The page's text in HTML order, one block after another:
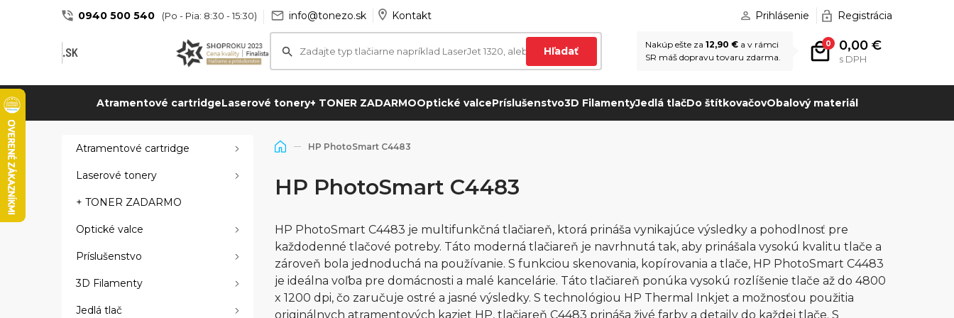
0940 500 540 (Po - Pia: 8:30 - 15:30) info@tonezo.sk Kontakt Prihlásenie Registrácia
Hľadať
0 0,00 €
s DPH
Nakúp ešte za 12,90 € a v rámci
SR máš dopravu tovaru zdarma.
Atramentové cartridgeLaserové tonery+ TONER ZADARMOOptické valcePríslušenstvo3D FilamentyJedlá tlačDo štítkovačovObalový materiál
Atramentové cartridge
Laserové tonery
+ TONER ZADARMO
Optické valce
Príslušenstvo
3D Filamenty
Jedlá tlač
HP PhotoSmart C4483
HP PhotoSmart C4483
HP PhotoSmart C4483 je multifunkčná tlačiareň, ktorá prináša vynikajúce výsledky a pohodlnosť pre
každodenné tlačové potreby. Táto moderná tlačiareň je navrhnutá tak, aby prinášala vysokú kvalitu tlače a
zároveň bola jednoduchá na používanie. S funkciou skenovania, kopírovania a tlače, HP PhotoSmart C4483
je ideálna voľba pre domácnosti a malé kancelárie. Táto tlačiareň ponúka vysokú rozlíšenie tlače až do 4800
x 1200 dpi, čo zaručuje ostré a jasné výsledky. S technológiou HP Thermal Inkjet a možnosťou použitia
originálnych atramentových kaziet HP, tlačiareň C4483 prináša živé farby a detaily do každej tlače. S